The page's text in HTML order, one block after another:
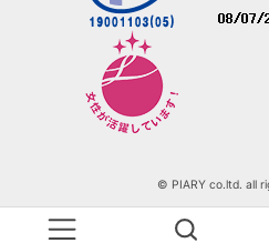
© PIARY co.ltd. all